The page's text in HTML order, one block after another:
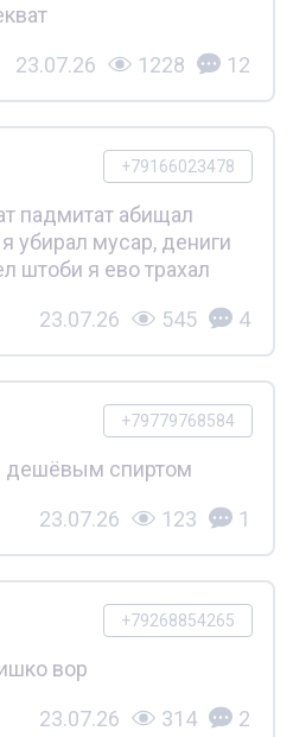
23.07.26 1228 12
+79166023478
падмитат абищал
убирал мусар, дениги
штоби я ево трахал
23.07.26 545 4
+79779768584
дешёвым спиртом
23.07.26 123 1
+79268854265
вор
23.07.26 314 2